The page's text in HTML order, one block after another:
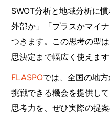
SWOT分析と地域分析に
外部か」「プラスかマイ
つきます。この思考の型
思決定まで幅広く使えます
FLASPOでは、全国の地
挑戦できる機会を提供し
思考力を、ぜひ実際の提